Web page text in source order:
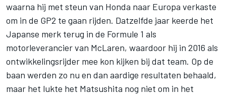
waarna hij met steun van Honda naar Europa verkaste
om in de GP2 te gaan rijden. Datzelfde jaar keerde het
Japanse merk terug in de Formule 1 als
motorleverancier van McLaren, waardoor hij in 2016 als
ontwikkelingsrijder mee kon kijken bij dat team. Op de
baan werden zo nu en dan aardige resultaten behaald,
maar het lukte het Matsushita nog niet om in het